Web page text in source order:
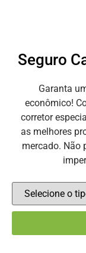
Seguro
Garanta
econômico!
corretor
as melhores
mercado. Não